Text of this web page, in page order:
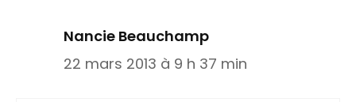
Nancie Beauchamp
22 mars 2013 à 9 h 37 min